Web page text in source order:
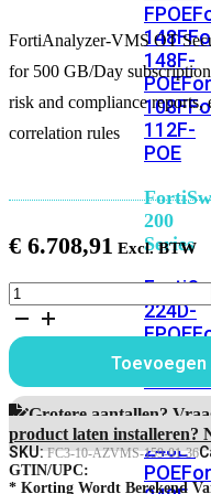
FPOE
148F
148F-
POE
108F
112F-
POE
200
Series
224D-
FPOE
248D
224E
224E-
POE
248E-
POE
FortiAnalyzer-VMS OT
for 500 GB/Day
risk and compliance reports,
correlation rules
€ 6.708,91
FortiAnalyzer-
VMS
jaar
OT
Security
Service
voor
500
GB/Dag
subscription
Toevoegen
Grotere aantallen?
product laten installeren?
SKU:FC3-10-AZVMS-159-01-36
GTIN/UPC:
* Korting Wordt Berekend